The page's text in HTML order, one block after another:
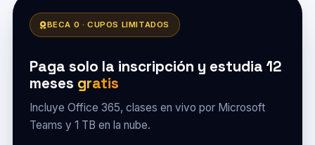
BECA 0 · CUPOS LIMITADOS
Paga solo la inscripción y estudia 12
meses gratis
Incluye Office 365, clases en vivo por Microsoft
Teams y 1 TB en la nube.